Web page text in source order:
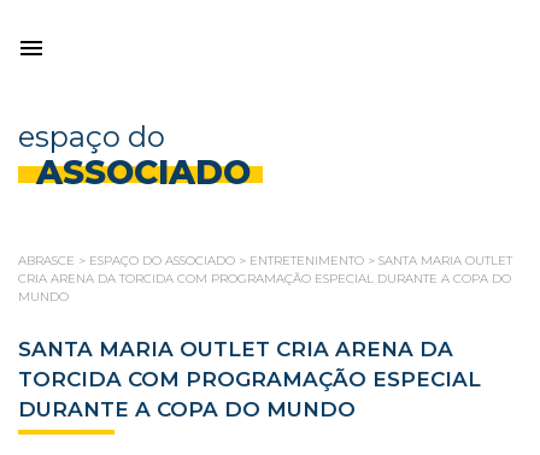
espaço do
ASSOCIADO
ABRASCE > ESPAÇO DO ASSOCIADO > ENTRETENIMENTO > SANTA MARIA OUTLET
CRIA ARENA DA TORCIDA COM PROGRAMAÇÃO ESPECIAL DURANTE A COPA DO
MUNDO
SANTA MARIA OUTLET CRIA ARENA DA
TORCIDA COM PROGRAMAÇÃO ESPECIAL
DURANTE A COPA DO MUNDO